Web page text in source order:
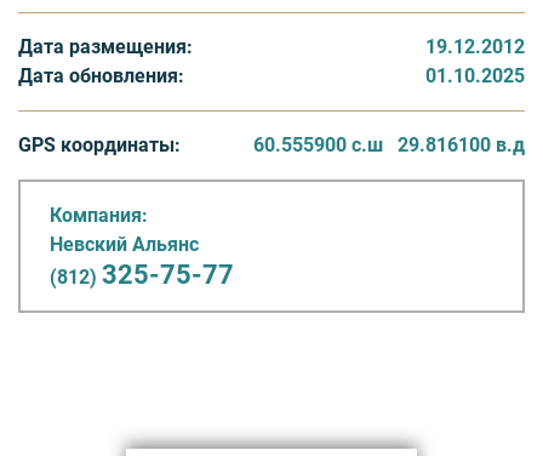
Дата размещения:
19.12.2012
Дата обновления:
01.10.2025
GPS координаты: 60.555900 с.ш 29.816100 в.д
Компания:
Невский Альянс
(812) 325-75-77